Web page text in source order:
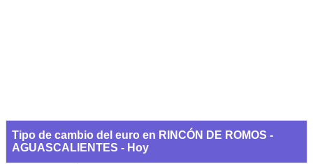
Tipo de cambio del euro en RINCÓN DE ROMOS -
AGUASCALIENTES - Hoy